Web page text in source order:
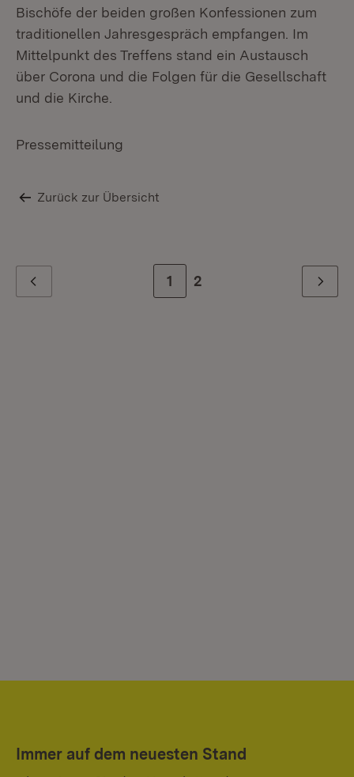
Bischöfe der beiden großen Konfessionen zum
traditionellen Jahresgespräch empfangen. Im
Mittelpunkt des Treffens stand ein Austausch
über Corona und die Folgen für die Gesellschaft
und die Kirche.
Pressemitteilung
Zurück zur Übersicht
Zur Seite
1 Zur letzten Seite
2 Weiter
Immer auf dem neuesten Stand